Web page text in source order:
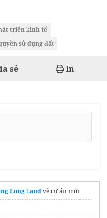
triển kinh tế
sử dụng đất
sẻ In
Long Landvề dự án mới